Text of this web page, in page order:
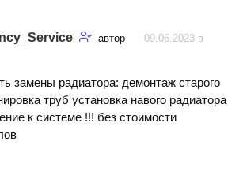
автор
09.06.2023 в
замены радиатора: демонтаж старого
труб установка навого радиатора
к системе !!! без стоимости